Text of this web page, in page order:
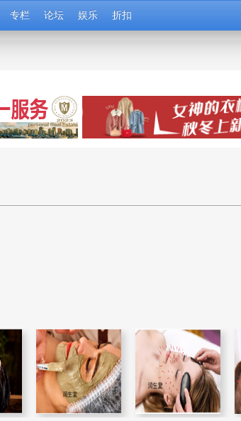
专栏 论坛 娱乐 折扣